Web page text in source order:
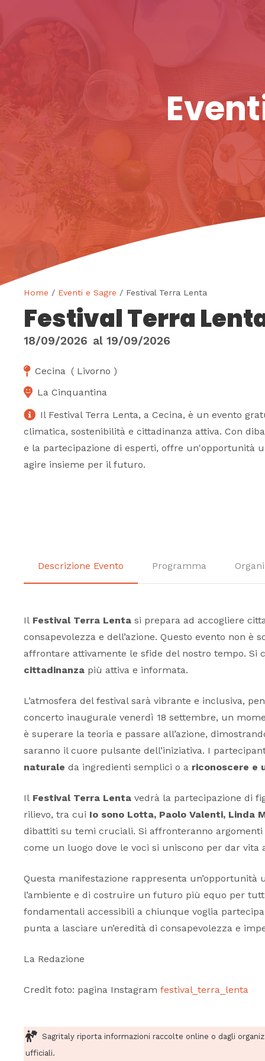
Home / Eventi e Sagre / Festival Terra Lenta
Festival Terra
18/09/2026 al 19/09/2026
Cecina ( Livorno )
La Cinquantina
Il Festival Terra Lenta, a Cecina, è un evento
climatica, sostenibilità e cittadinanza attiva. Con
e la partecipazione di esperti, offre un'opportunità
agire insieme per il futuro.
Descrizione Evento Programma
Il Festival Terra Lenta si prepara ad accogliere
consapevolezza e dell’azione. Questo evento non
affrontare attivamente le sfide del nostro tempo.
cittadinanza più attiva e informata.
L’atmosfera del festival sarà vibrante e inclusiva,
concerto inaugurale venerdì 18 settembre, un
è superare la teoria e passare all’azione,
saranno il cuore pulsante dell’iniziativa. I
naturale da ingredienti semplici o a riconoscere e
Il Festival Terra Lenta vedrà la partecipazione di
rilievo, tra cui Io sono Lotta, Paolo Valenti, Linda
dibattiti su temi cruciali. Si affronteranno
come un luogo dove le voci si uniscono per dar
Questa manifestazione rappresenta
l’ambiente e di costruire un futuro più equo per
fondamentali accessibili a chiunque voglia
punta a lasciare un’eredità di consapevolezza e
La Redazione
Credit foto: pagina Instagram festival_terra_lenta
Sagritaly riporta informazioni raccolte online o dagli
ufficiali.